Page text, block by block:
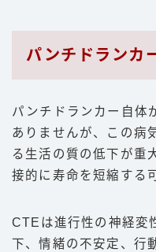
パンチドランカ
パンチドランカー自体
ありませんが、この病
る生活の質の低下が重
接的に寿命を短縮する
CTEは進行性の神経変
下、情緒の不安定、行